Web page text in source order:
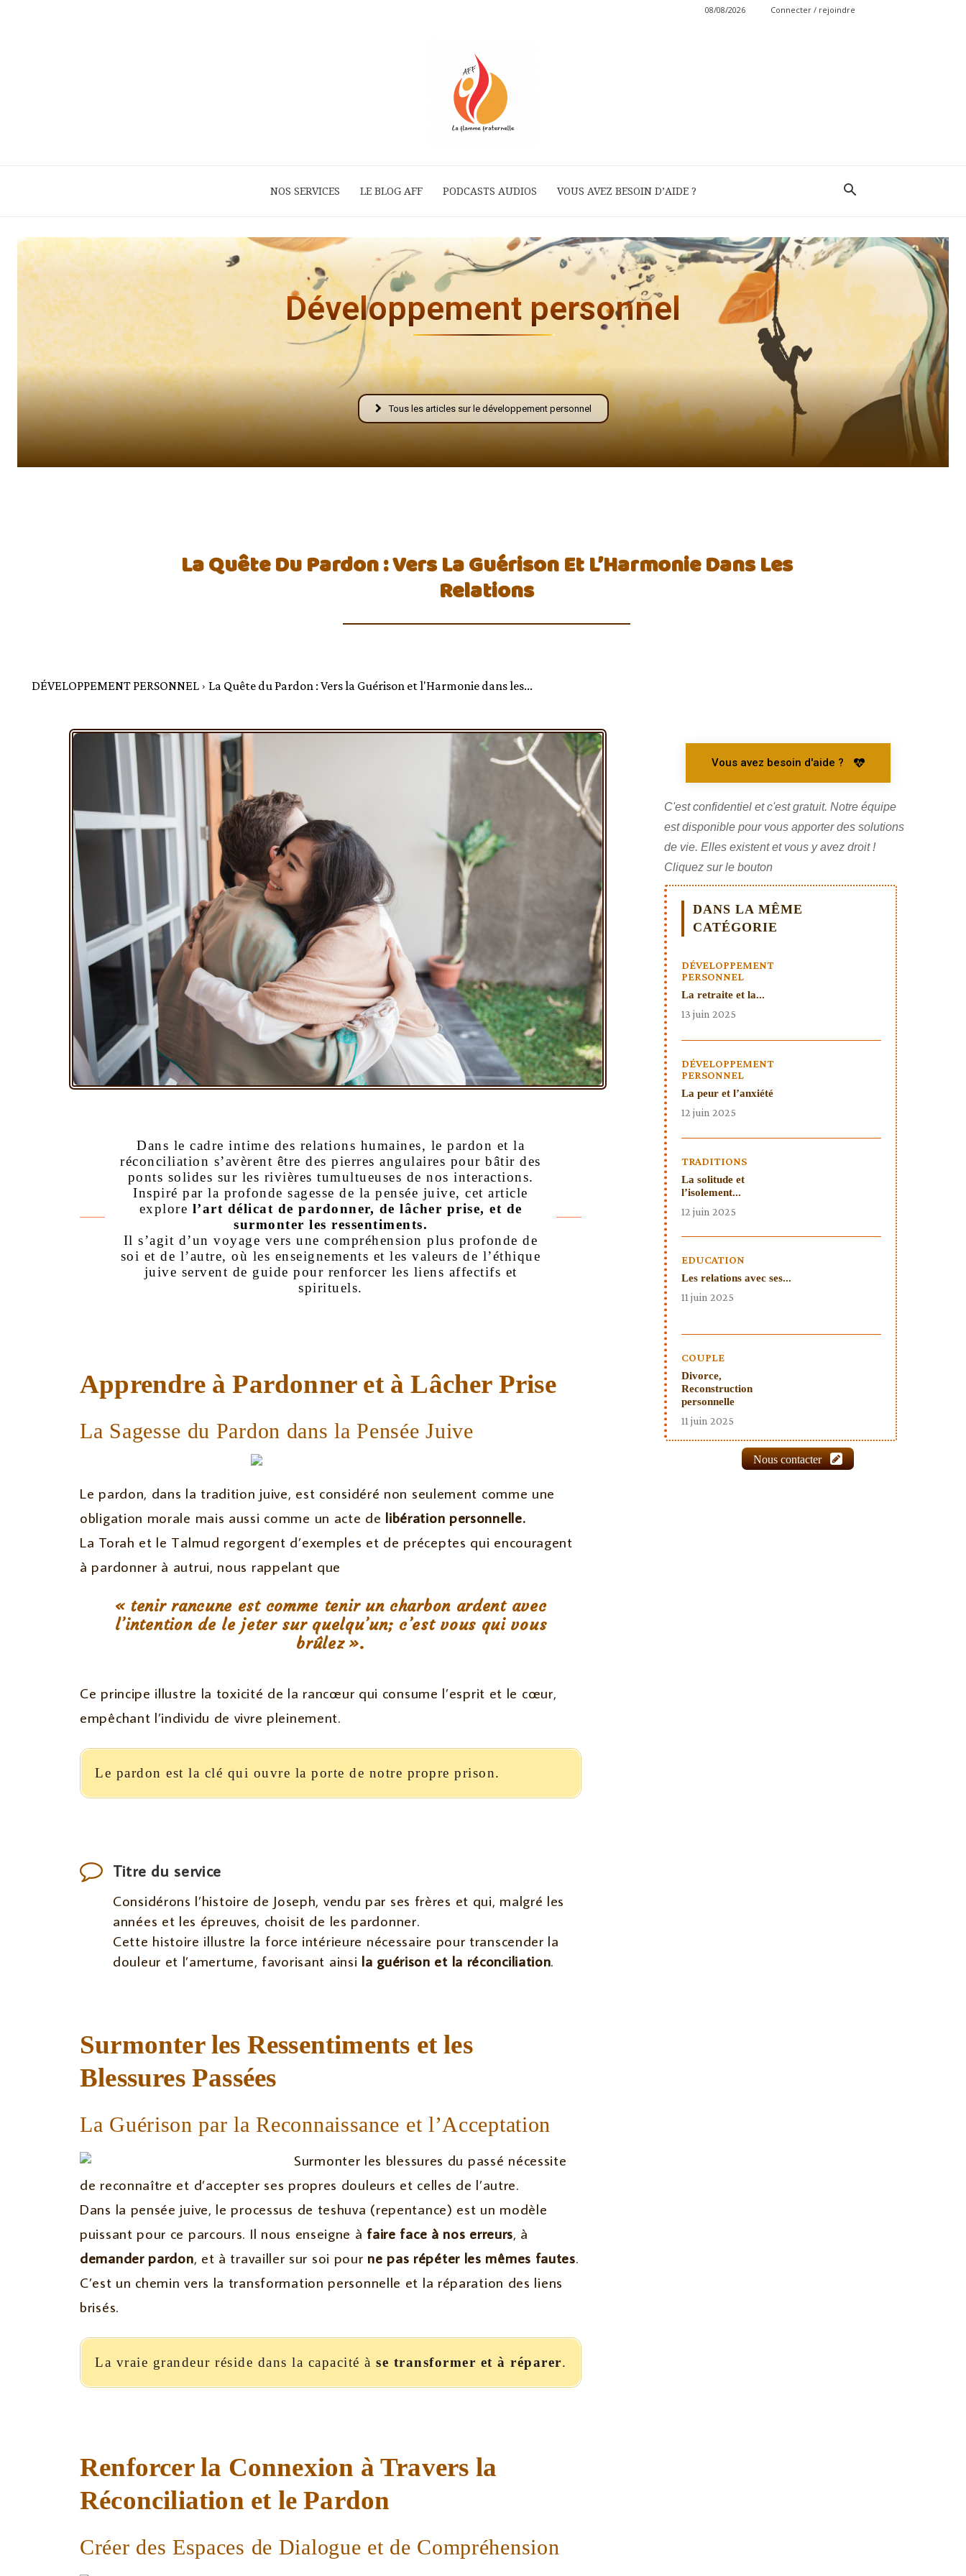
08/08/2026 Connecter / rejoindre
La
Fraternelle
AFF
NOS SERVICES LE BLOG AFF PODCASTS AUDIOS VOUS AVEZ BESOIN D’AIDE ?
Développement personnel
Tous les articles sur le développement personnel
La Quête Du Pardon : Vers La Guérison Et L’Harmonie Dans Les
Relations
DÉVELOPPEMENT PERSONNEL La Quête du Pardon : Vers la Guérison et l'Harmonie dans les...
Dans le cadre intime des relations humaines, le pardon et la
réconciliation s’avèrent être des pierres angulaires pour bâtir des
ponts solides sur les rivières tumultueuses de nos interactions.
Inspiré par la profonde sagesse de la pensée juive, cet article
explore l’art délicat de pardonner, de lâcher prise, et de
surmonter les ressentiments.
Il s’agit d’un voyage vers une compréhension plus profonde de
soi et de l’autre, où les enseignements et les valeurs de l’éthique
juive servent de guide pour renforcer les liens affectifs et
spirituels.
Apprendre à Pardonner et à Lâcher Prise
La Sagesse du Pardon dans la Pensée Juive
Le pardon, dans la tradition juive, est considéré non seulement comme une
obligation morale mais aussi comme un acte de libération personnelle.
La Torah et le Talmud regorgent d’exemples et de préceptes qui encouragent
à pardonner à autrui, nous rappelant que
« tenir rancune est comme tenir un charbon ardent avec
l’intention de le jeter sur quelqu’un; c’est vous qui vous
brûlez ».
Ce principe illustre la toxicité de la rancœur qui consume l’esprit et le cœur,
empêchant l’individu de vivre pleinement.
Le pardon est la clé qui ouvre la porte de notre propre prison.
Titre du service
Considérons l’histoire de Joseph, vendu par ses frères et qui, malgré les
années et les épreuves, choisit de les pardonner.
Cette histoire illustre la force intérieure nécessaire pour transcender la
douleur et l’amertume, favorisant ainsi la guérison et la réconciliation.
Surmonter les Ressentiments et les
Blessures Passées
La Guérison par la Reconnaissance et l’Acceptation
Surmonter les blessures du passé nécessite
de reconnaître et d’accepter ses propres douleurs et celles de l’autre.
Dans la pensée juive, le processus de teshuva (repentance) est un modèle
puissant pour ce parcours. Il nous enseigne à faire face à nos erreurs, à
demander pardon, et à travailler sur soi pour ne pas répéter les mêmes fautes.
C’est un chemin vers la transformation personnelle et la réparation des liens
brisés.
La vraie grandeur réside dans la capacité à se transformer et à réparer.
Renforcer la Connexion à Travers la
Réconciliation et le Pardon
Créer des Espaces de Dialogue et de Compréhension
Vous avez besoin d'aide ?
C'est confidentiel et c'est gratuit. Notre équipe
est disponible pour vous apporter des solutions
de vie. Elles existent et vous y avez droit !
Cliquez sur le bouton
DANS LA MÊME
CATÉGORIE
DÉVELOPPEMENT
PERSONNEL
La retraite et la...
13 juin 2025
DÉVELOPPEMENT
PERSONNEL
La peur et l’anxiété
12 juin 2025
TRADITIONS
La solitude et
l’isolement...
12 juin 2025
EDUCATION
Les relations avec ses...
11 juin 2025
COUPLE
Divorce,
Reconstruction
personnelle
11 juin 2025
Nous contacter